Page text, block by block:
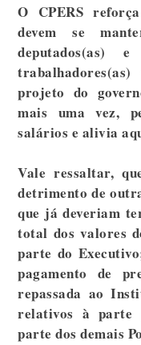
O CPERS
devem se
deputados(as)
projeto do
mais uma vez,
salários e alivia
Vale ressaltar,
detrimento de
que já deveriam
total dos valores
parte do
pagamento de
repassada ao
relativos à parte
parte dos demais